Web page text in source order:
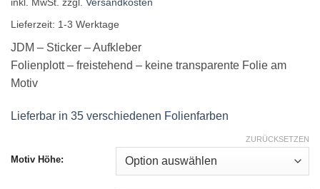
inkl. MwSt. zzgl. Versandkosten
Lieferzeit: 1-3 Werktage
JDM – Sticker – Aufkleber
Folienplott – freistehend – keine transparente Folie am
Motiv
Lieferbar in 35 verschiedenen Folienfarben
Motiv Höhe:
ZURÜCKSETZEN